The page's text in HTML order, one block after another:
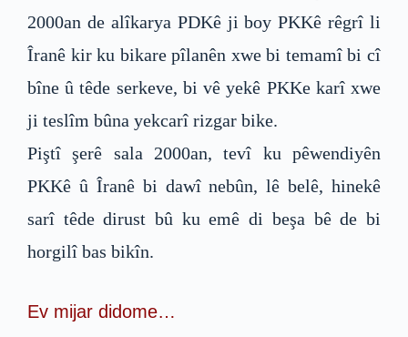
2000an de alîkarya PDKê ji boy PKKê rêgrî li
Îranê kir ku bikare pîlanên xwe bi temamî bi cî
bîne û têde serkeve, bi vê yekê PKKe karî xwe
ji teslîm bûna yekcarî rizgar bike.
Piştî şerê sala 2000an, tevî ku pêwendiyên
PKKê û Îranê bi dawî nebûn, lê belê, hinekê
sarî têde dirust bû ku emê di beşa bê de bi
horgilî bas bikîn.
Ev mijar didome…